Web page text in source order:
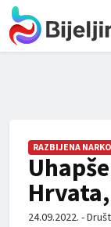
RAZBIJENA
24.09.2022. -